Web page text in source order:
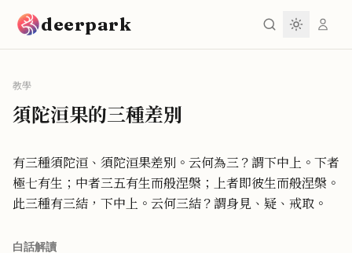
deerpark
教學
須陀洹果的三種差別
有三種須陀洹、須陀洹果差別。云何為三？謂下中上。下者
極七有生；中者三五有生而般涅槃；上者即彼生而般涅槃。
此三種有三結，下中上。云何三結？謂身見、疑、戒取。
白話解讀